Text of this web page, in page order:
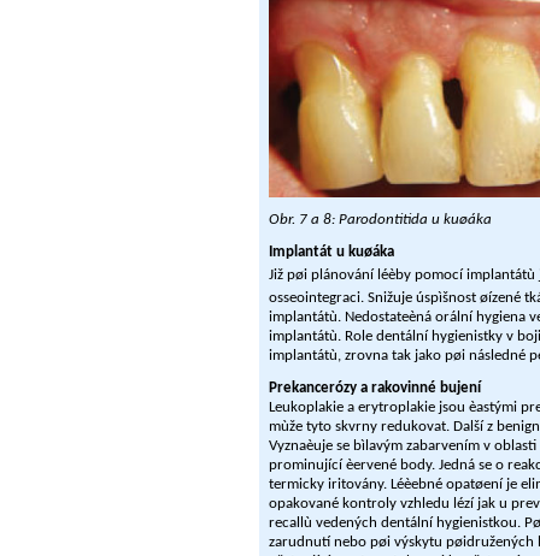
Obr. 7 a 8: Parodontitida u kuøáka
Implantát u kuøáka
Již pøi plánování léèby pomocí
osseointegraci. Snižuje úspìšnost øízené
implantátù. Nedostateèná orální hygiena
implantátù. Role dentální hygienistky v
implantátù, zrovna tak jako pøi následné
Prekancerózy a rakovinné bujení
Leukoplakie a erytroplakie jsou èastými
mùže tyto skvrny redukovat. Další z
Vyznaèuje se bìlavým zabarvením v
prominující èervené body. Jedná se o
termicky iritovány. Léèebné opatøení je
opakované kontroly vzhledu lézí jak u
recallù vedených dentální hygienistkou.
zarudnutí nebo pøi výskytu pøidružených